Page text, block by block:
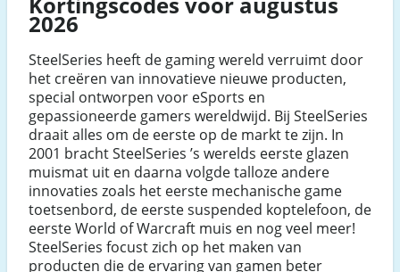
2026
SteelSeries heeft de gaming wereld verruimt door
het creëren van innovatieve nieuwe producten,
special ontworpen voor eSports en
gepassioneerde gamers wereldwijd. Bij SteelSeries
draait alles om de eerste op de markt te zijn. In
2001 bracht SteelSeries ’s werelds eerste glazen
muismat uit en daarna volgde talloze andere
innovaties zoals het eerste mechanische game
toetsenbord, de eerste suspended koptelefoon, de
eerste World of Warcraft muis en nog veel meer!
SteelSeries focust zich op het maken van
producten die de ervaring van gamen beter